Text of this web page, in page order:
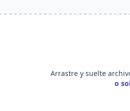
Arrastre y suelte
o